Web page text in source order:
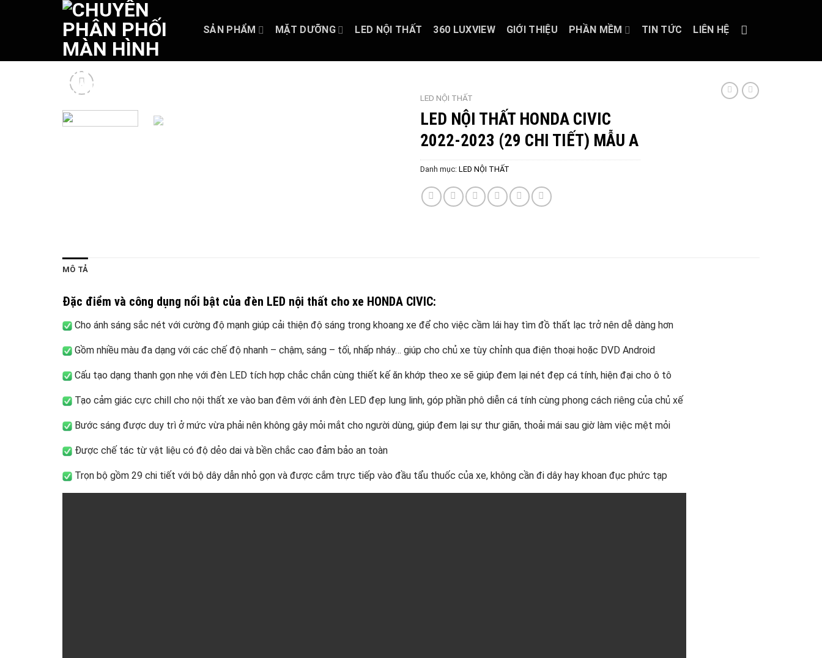
SẢN PHẨM MẶT DƯỠNG LED NỘI THẤT 360 LUXVIEW GIỚI THIỆU PHẦN MỀM TIN TỨC LIÊN HỆ
LED NỘI THẤT
LED NỘI THẤT HONDA CIVIC
2022-2023 (29 CHI TIẾT) MẪU A
Danh mục: LED NỘI THẤT
MÔ TẢ
Đặc điểm và công dụng nổi bật của đèn LED nội thất cho xe HONDA CIVIC:
Cho ánh sáng sắc nét với cường độ mạnh giúp cải thiện độ sáng trong khoang xe để cho việc cầm lái hay tìm đồ thất lạc trở nên dễ dàng hơn
Gồm nhiều màu đa dạng với các chế độ nhanh – chậm, sáng – tối, nhấp nháy… giúp cho chủ xe tùy chỉnh qua điện thoại hoặc DVD Android
Cấu tạo dạng thanh gọn nhẹ với đèn LED tích hợp chắc chắn cùng thiết kế ăn khớp theo xe sẽ giúp đem lại nét đẹp cá tính, hiện đại cho ô tô
Tạo cảm giác cực chill cho nội thất xe vào ban đêm với ánh đèn LED đẹp lung linh, góp phần phô diễn cá tính cùng phong cách riêng của chủ xế
Bước sáng được duy trì ở mức vừa phải nên không gây mỏi mắt cho người dùng, giúp đem lại sự thư giãn, thoải mái sau giờ làm việc mệt mỏi
Được chế tác từ vật liệu có độ dẻo dai và bền chắc cao đảm bảo an toàn
Trọn bộ gồm 29 chi tiết với bộ dây dẫn nhỏ gọn và được cắm trực tiếp vào đầu tẩu thuốc của xe, không cần đi dây hay khoan đục phức tạp